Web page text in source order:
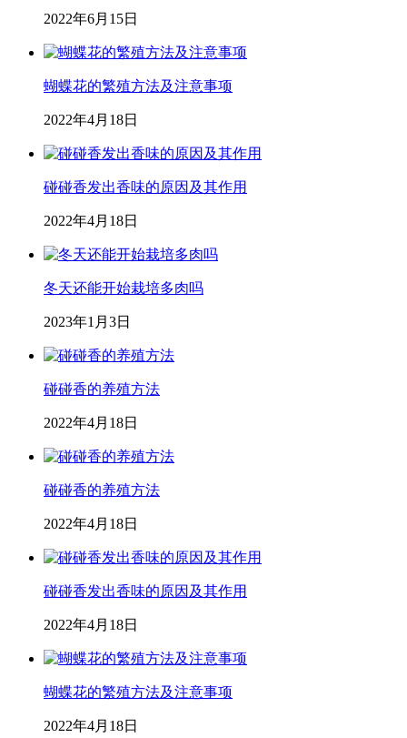
2022年6月15日
蝴蝶花的繁殖方法及注意事项
2022年4月18日
碰碰香发出香味的原因及其作用
2022年4月18日
冬天还能开始栽培多肉吗
2023年1月3日
碰碰香的养殖方法
2022年4月18日
碰碰香的养殖方法
2022年4月18日
碰碰香发出香味的原因及其作用
2022年4月18日
蝴蝶花的繁殖方法及注意事项
2022年4月18日